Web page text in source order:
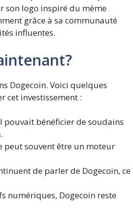
son logo inspiré du mème
grâce à sa communauté
influentes.
Dogecoin. Voici quelques
cet investissement :
pouvait bénéficier de soudains
peut souvent être un moteur
de parler de Dogecoin, ce
numériques, Dogecoin reste